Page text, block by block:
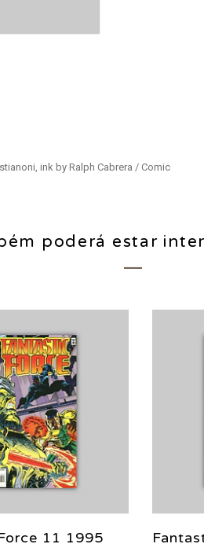
ink by Ralph Cabrera / Comic
poderá estar
11 1995